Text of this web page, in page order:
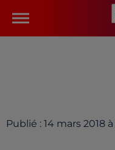
Publié : 14 mars 2018